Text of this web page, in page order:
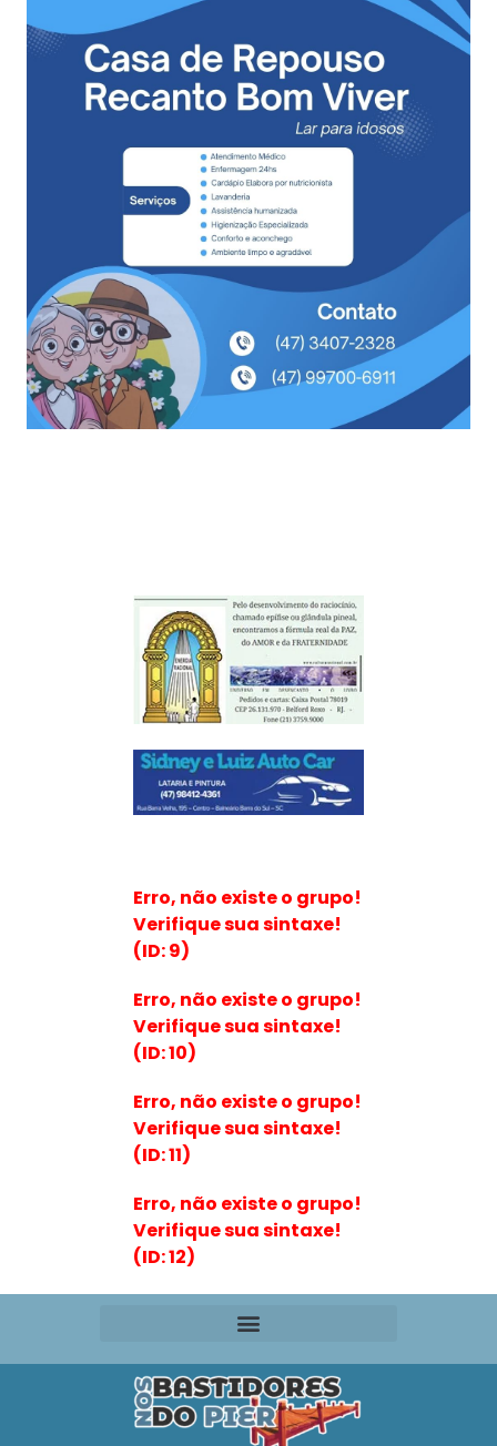
Erro, não existe o grupo!
Verifique sua sintaxe!
(ID: 9)
Erro, não existe o grupo!
Verifique sua sintaxe!
(ID: 10)
Erro, não existe o grupo!
Verifique sua sintaxe!
(ID: 11)
Erro, não existe o grupo!
Verifique sua sintaxe!
(ID: 12)